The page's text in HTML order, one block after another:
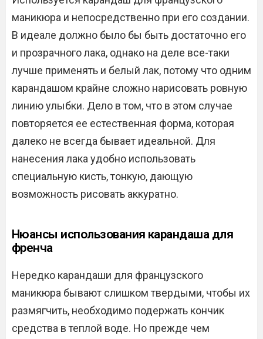
маникюра и непосредственно при его создании.
В идеале должно было бы быть достаточно его
и прозрачного лака, однако на деле все-таки
лучше применять и белый лак, потому что одним
карандашом крайне сложно нарисовать ровную
линию улыбки. Дело в том, что в этом случае
повторяется ее естественная форма, которая
далеко не всегда бывает идеальной. Для
нанесения лака удобно использовать
специальную кисть, тонкую, дающую
возможность рисовать аккуратно.
Нюансы использования карандаша для
френча
Нередко карандаши для французского
маникюра бывают слишком твердыми, чтобы их
размягчить, необходимо подержать кончик
средства в теплой воде. Но прежде чем